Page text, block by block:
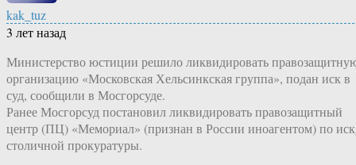
kak_tuz
3 лет назад
Министерство юстиции решило ликвидировать
организацию «Московская Хельсинкская группа», подан иск в
суд, сообщили в Мосгорсуде.
Ранее Мосгорсуд постановил ликвидировать правозащитный
центр (ПЦ) «Мемориал» (признан в России иноагентом) по
столичной прокуратуры.